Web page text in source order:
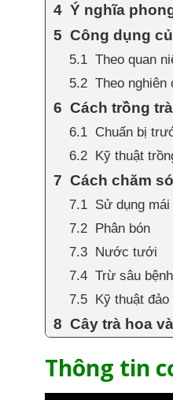
Ý nghĩa
Công dụng
Theo quan
Theo
Cách trồng
Chuẩn bị
Kỹ thuật
Cách chăm
Sử dụng
Phân bón
Nước tưới
Trừ sâu bệnh
Kỹ thuật đảo
Cây trà hoa
Thông tin